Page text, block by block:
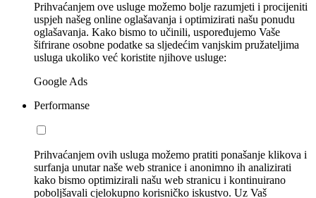
Prihvaćanjem ove usluge možemo bolje razumjeti i procijeniti
uspjeh našeg online oglašavanja i optimizirati našu ponudu
oglašavanja. Kako bismo to učinili, uspoređujemo Vaše
šifrirane osobne podatke sa sljedećim vanjskim pružateljima
usluga ukoliko već koristite njihove usluge:
Google Ads
Performanse
Prihvaćanjem ovih usluga možemo pratiti ponašanje klikova i
surfanja unutar naše web stranice i anonimno ih analizirati
kako bismo optimizirali našu web stranicu i kontinuirano
poboljšavali cjelokupno korisničko iskustvo. Uz Vaš